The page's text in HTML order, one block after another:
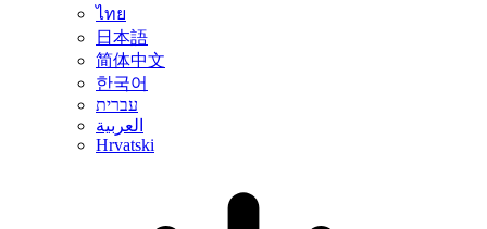
ไทย
日本語
简体中文
한국어
עברית
العربية
Hrvatski